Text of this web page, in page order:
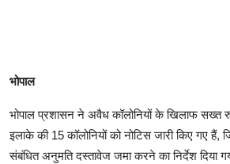
भोपाल
भोपाल प्रशासन ने अवैध कॉलोनियों के खिलाफ सख्त
इलाके की 15 कॉलोनियों को नोटिस जारी किए गए हैं,
संबंधित अनुमति दस्तावेज जमा करने का निर्देश दिया